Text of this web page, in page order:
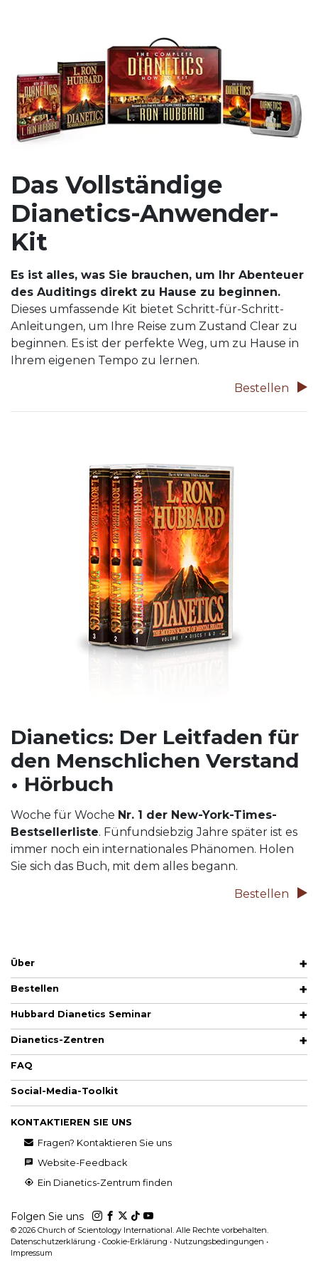
Das Vollständige
Dianetics-Anwender-
Kit
Es ist alles, was Sie brauchen, um Ihr Abenteuer
des Auditings direkt zu Hause zu beginnen.
Dieses umfassende Kit bietet Schritt-für-Schritt-
Anleitungen, um Ihre Reise zum Zustand Clear zu
beginnen. Es ist der perfekte Weg, um zu Hause in
Ihrem eigenen Tempo zu lernen.
Bestellen
Dianetics: Der Leitfaden für
den Menschlichen Verstand
• Hörbuch
Woche für Woche Nr. 1 der New-York-Times-
Bestsellerliste. Fünfundsiebzig Jahre später ist es
immer noch ein internationales Phänomen. Holen
Sie sich das Buch, mit dem alles begann.
Bestellen
Über
Bestellen
Hubbard Dianetics Seminar
Dianetics-Zentren
FAQ
Social-Media-Toolkit
KONTAKTIEREN SIE UNS
Fragen? Kontaktieren Sie uns
Website-Feedback
Ein Dianetics-Zentrum finden
Folgen Sie uns
© 2026 Church of Scientology International. Alle Rechte vorbehalten.
Datenschutzerklärung • Cookie-Erklärung • Nutzungsbedingungen •
Impressum